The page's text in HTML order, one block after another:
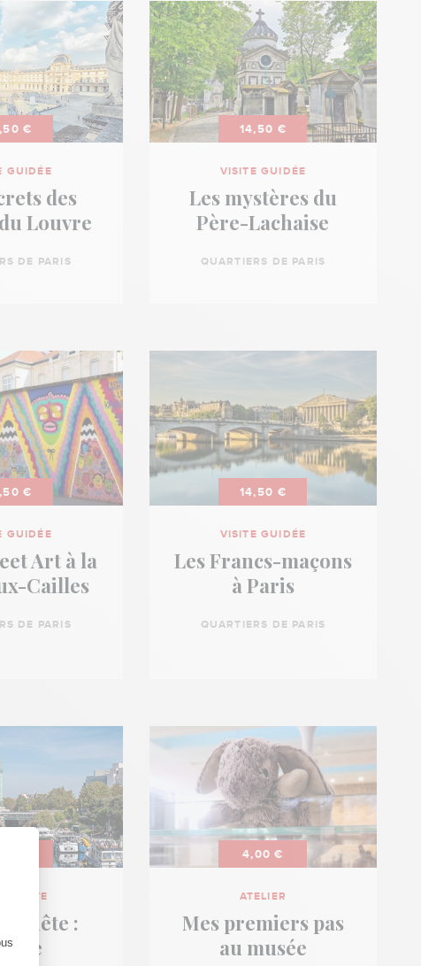
€
GUIDÉE
des
Louvre
DE PARIS
14,50 €
VISITE GUIDÉE
Les mystères du
Père-Lachaise
QUARTIERS DE PARIS
€
GUIDÉE
Art à la
Cailles
DE PARIS
14,50 €
VISITE GUIDÉE
Les Francs-maçons
à Paris
QUARTIERS DE PARIS
PISTE
:
4,00 €
ATELIER
Mes premiers pas
au musée